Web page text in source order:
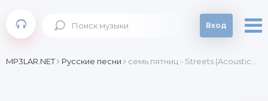
Вход
MP3LAR.NET Русские песни семь пятниц - Streets (Acoustic Version)